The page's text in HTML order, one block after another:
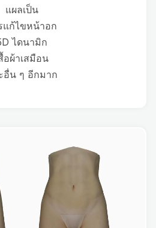
แผลเป็น
แก้ไขหน้าอก
ไดนามิก
อผ้าเสมือน
อื่น ๆ อีกมาก